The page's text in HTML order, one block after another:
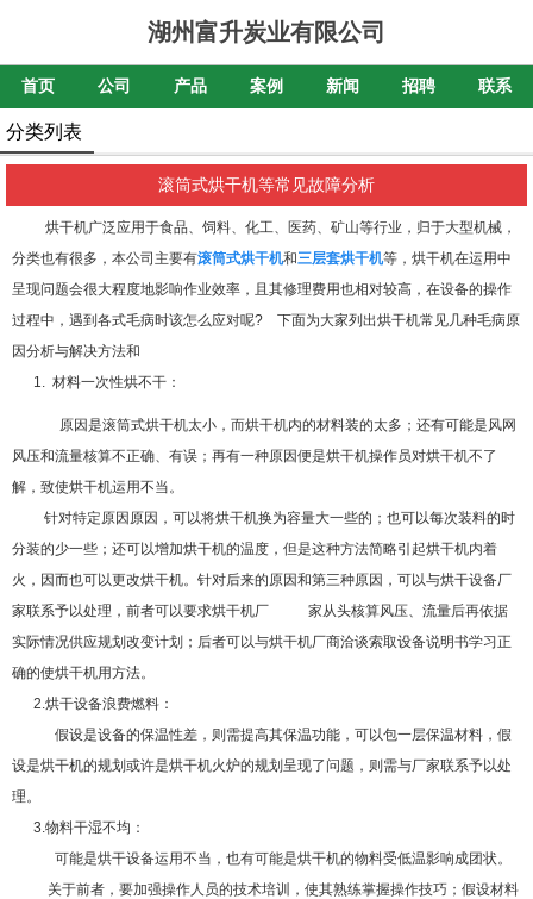
湖州富升炭业有限公司
首页 公司 产品 案例 新闻 招聘 联系
分类列表
滚筒式烘干机等常见故障分析
烘干机广泛应用于食品、饲料、化工、医药、矿山等行业，归于大型机械，
分类也有很多，本公司主要有滚筒式烘干机和三层套烘干机等，烘干机在运用中
呈现问题会很大程度地影响作业效率，且其修理费用也相对较高，在设备的操作
过程中，遇到各式毛病时该怎么应对呢? 下面为大家列出烘干机常见几种毛病原
因分析与解决方法和
1. 材料一次性烘不干：
原因是滚筒式烘干机太小，而烘干机内的材料装的太多；还有可能是风网
风压和流量核算不正确、有误；再有一种原因便是烘干机操作员对烘干机不了
解，致使烘干机运用不当。
针对特定原因原因，可以将烘干机换为容量大一些的；也可以每次装料的时
分装的少一些；还可以增加烘干机的温度，但是这种方法简略引起烘干机内着
火，因而也可以更改烘干机。针对后来的原因和第三种原因，可以与烘干设备厂
家联系予以处理，前者可以要求烘干机厂 家从头核算风压、流量后再依据
实际情况供应规划改变计划；后者可以与烘干机厂商洽谈索取设备说明书学习正
确的使烘干机用方法。
2.烘干设备浪费燃料：
假设是设备的保温性差，则需提高其保温功能，可以包一层保温材料，假
设是烘干机的规划或许是烘干机火炉的规划呈现了问题，则需与厂家联系予以处
理。
3.物料干湿不均：
可能是烘干设备运用不当，也有可能是烘干机的物料受低温影响成团状。
关于前者，要加强操作人员的技术培训，使其熟练掌握操作技巧；假设材料